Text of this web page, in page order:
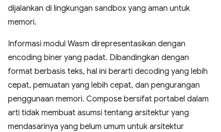
dijalankan di lingkungan sandbox yang aman untuk
memori.
Informasi modul Wasm direpresentasikan dengan
encoding biner yang padat. Dibandingkan dengan
format berbasis teks, hal ini berarti decoding yang lebih
cepat, pemuatan yang lebih cepat, dan pengurangan
penggunaan memori. Compose bersifat portabel dalam
arti tidak membuat asumsi tentang arsitektur yang
mendasarinya yang belum umum untuk arsitektur